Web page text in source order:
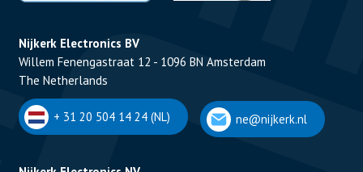
Nijkerk Electronics BV
Willem Fenengastraat 12 - 1096 BN Amsterdam
The Netherlands
+ 31 20 504 14 24 (NL) ne@nijkerk.nl